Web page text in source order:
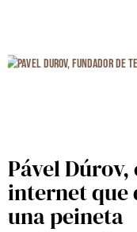
Pável
internet que
una peineta